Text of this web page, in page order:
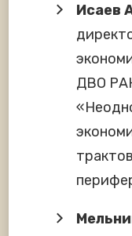
Исаев
ДВО